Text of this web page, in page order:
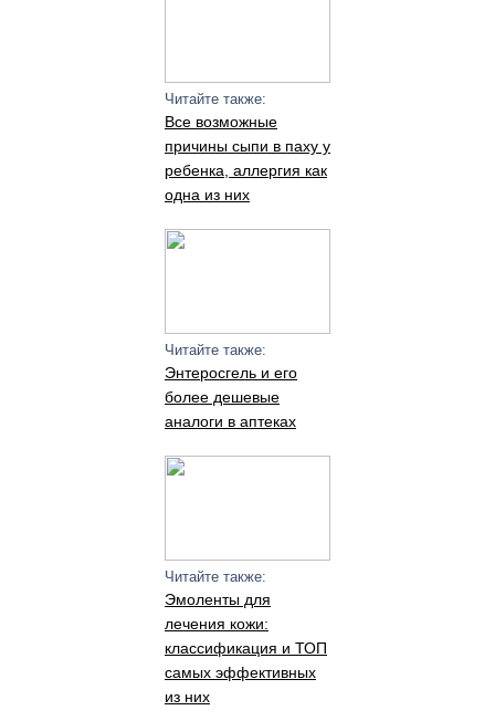
Читайте также:
Все возможные
причины сыпи в паху у
ребенка, аллергия как
одна из них
Читайте также:
Энтеросгель и его
более дешевые
аналоги в аптеках
Читайте также:
Эмоленты для
лечения кожи:
классификация и ТОП
самых эффективных
из них